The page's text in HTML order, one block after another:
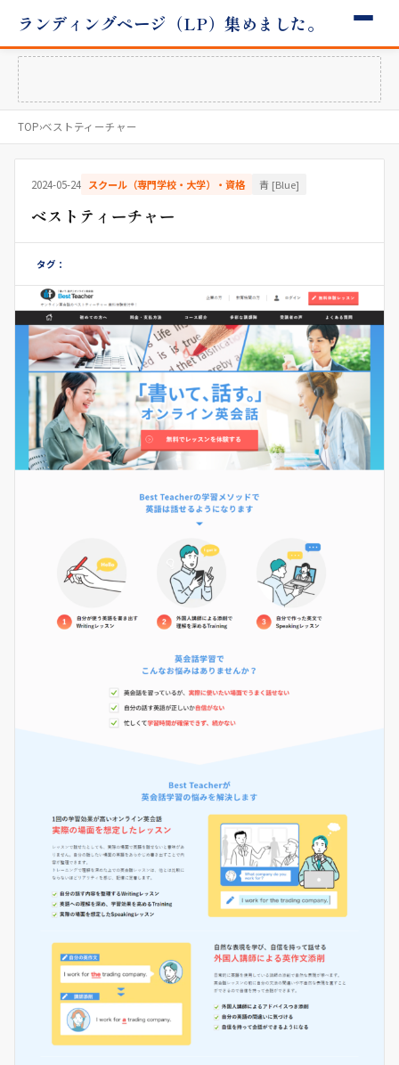
ランディングページ（LP）集めました。
TOP›ベストティーチャー
2024-05-24 スクール（専門学校・大学）・資格 青 [Blue]
ベストティーチャー
タグ：